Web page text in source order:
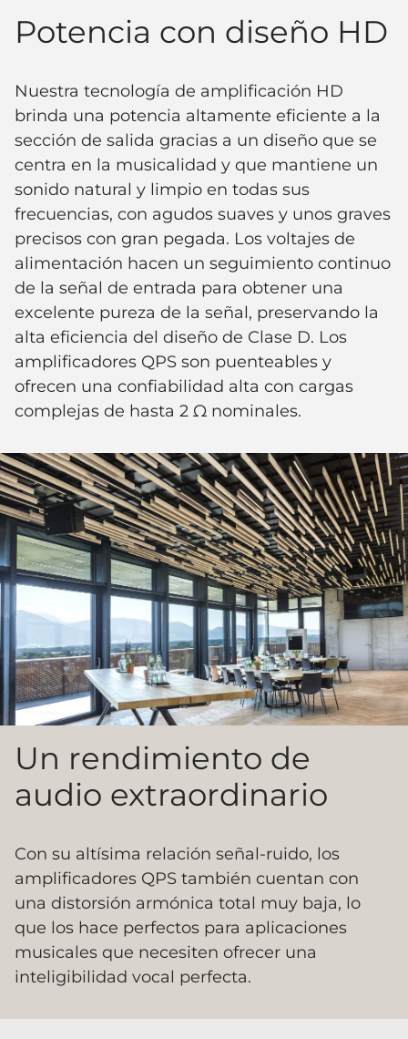
Potencia con diseño HD
Nuestra tecnología de amplificación HD
brinda una potencia altamente eficiente a la
sección de salida gracias a un diseño que se
centra en la musicalidad y que mantiene un
sonido natural y limpio en todas sus
frecuencias, con agudos suaves y unos graves
precisos con gran pegada. Los voltajes de
alimentación hacen un seguimiento continuo
de la señal de entrada para obtener una
excelente pureza de la señal, preservando la
alta eficiencia del diseño de Clase D. Los
amplificadores QPS son puenteables y
ofrecen una confiabilidad alta con cargas
complejas de hasta 2 Ω nominales.
Un rendimiento de
audio extraordinario
Con su altísima relación señal-ruido, los
amplificadores QPS también cuentan con
una distorsión armónica total muy baja, lo
que los hace perfectos para aplicaciones
musicales que necesiten ofrecer una
inteligibilidad vocal perfecta.